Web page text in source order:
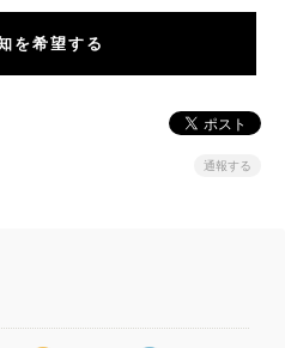
を希望する
通報する